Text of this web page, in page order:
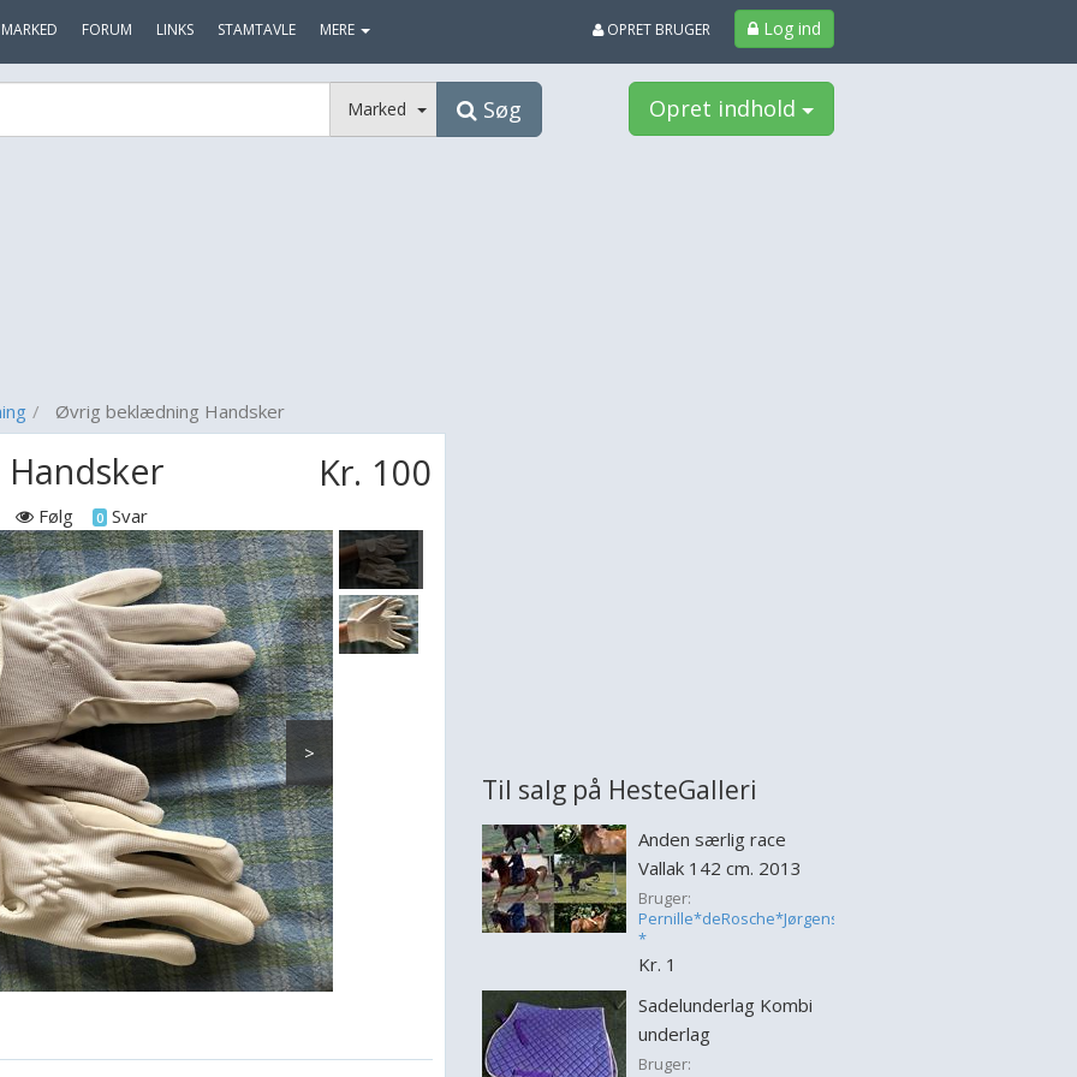
MARKED FORUM LINKS STAMTAVLE MERE Log ind
OPRET BRUGER
Marked Søg Opret indhold
Øvrig beklædning Handsker
Kr. 100
Følg 0 Svar
>
Til salg på HesteGalleri
Anden særlig race
Vallak 142 cm. 2013
Bruger:
Pernille*deRosche*Jørgensen
*
Kr. 1
Sadelunderlag Kombi
underlag
Bruger: